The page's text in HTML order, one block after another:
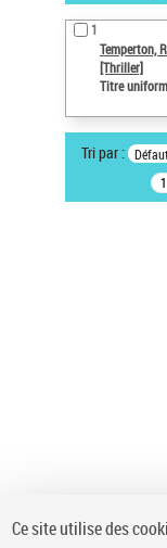
Œuvres liées à
Temperton,
Auteur d’œuvre
Type de notice
Titre
1
Temperton,
[Thriller]
Titre
Tri par :
Ce site utilise des